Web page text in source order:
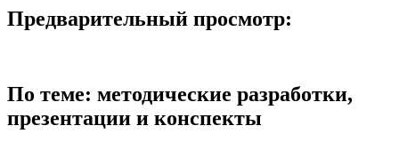
Предварительный просмотр:
По теме: методические разработки,
презентации и конспекты